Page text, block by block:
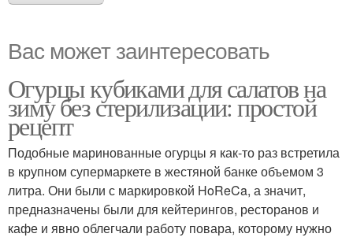
Вас может заинтересовать
Огурцы кубиками для салатов на
зиму без стерилизации: простой
рецепт
Подобные маринованные огурцы я как-то раз встретила
в крупном супермаркете в жестяной банке объемом 3
литра. Они были с маркировкой HoReCa, а значит,
предназначены были для кейтерингов, ресторанов и
кафе и явно облегчали работу повара, которому нужно